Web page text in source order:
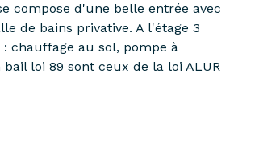
compose d'une belle entrée avec
de bains privative. A l'étage 3
chauffage au sol, pompe à
loi 89 sont ceux de la loi ALUR